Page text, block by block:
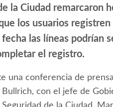
la Ciudad remarcaron
los usuarios
las líneas podrían
el registro.
una conferencia de
con el jefe de